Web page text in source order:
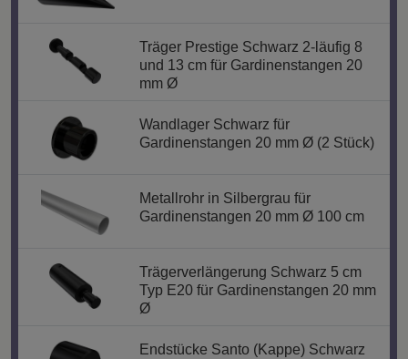
Träger Prestige Schwarz 2-läufig 8
und 13 cm für Gardinenstangen 20
mm Ø
Wandlager Schwarz für
Gardinenstangen 20 mm Ø (2 Stück)
Metallrohr in Silbergrau für
Gardinenstangen 20 mm Ø 100 cm
Trägerverlängerung Schwarz 5 cm
Typ E20 für Gardinenstangen 20 mm
Ø
Endstücke Santo (Kappe) Schwarz